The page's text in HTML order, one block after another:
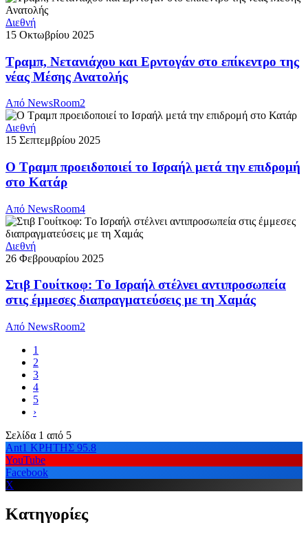
Διεθνή
15 Οκτωβρίου 2025
Τραμπ, Νετανιάχου και Ερντογάν στο επίκεντρο της
νέας Μέσης Ανατολής
Από NewsRoom2
Διεθνή
15 Σεπτεμβρίου 2025
Ο Τραμπ προειδοποιεί το Ισραήλ μετά την επιδρομή
στο Κατάρ
Από NewsRoom4
Διεθνή
26 Φεβρουαρίου 2025
Στιβ Γουίτκοφ: Tο Ισραήλ στέλνει αντιπροσωπεία
στις έμμεσες διαπραγματεύσεις με τη Χαμάς
Από NewsRoom2
1
2
3
4
5
›
Σελίδα 1 από 5
Ant1 ΚΡΗΤΗΣ 95.8
YouTube
Facebook
X
Κατηγορίες